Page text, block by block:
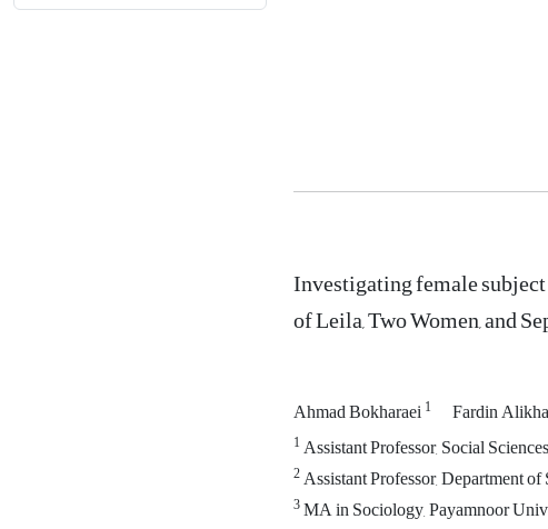
Investigating female
of Leila, Two Women, and
Ahmad Bokharaei1 Fardin
1Assistant Professor, Social
2Assistant Professor, Department
3MA in Sociology, Payamnoor